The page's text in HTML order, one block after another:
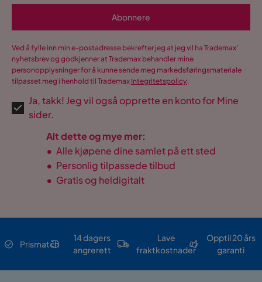
Abonnere
Ved å fylle inn min e-postadresse bekrefter jeg at jeg vil ha Trademax’
nyhetsbrev og godkjenner at Trademax behandler mine
personopplysninger for å kunne sende meg markedsføringsmateriale
tilpasset meg i henhold til Trademax Integritetspolicy.
Ja, takk! Jeg vil også opprette en konto for Mine
sider.
Alt dette og mye mer:
• Alle kjøpene dine samlet på ett sted
• Personlig tilpassede tilbud
• Gratis og heldigitalt
Prismatch
14 dagers
angrerett
Lave
fraktkostnader
Opptil 20 års
garanti